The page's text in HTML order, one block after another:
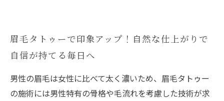
眉毛タトゥーで印象アップ！自然な仕上がりで
自信が持てる毎日へ
男性の眉毛は女性に比べて太く濃いため、眉毛タトゥー
の施術には男性特有の骨格や毛流れを考慮した技術が求